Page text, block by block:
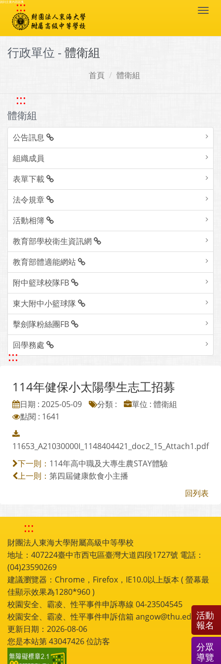
跳到主要內容區塊
:::
行政單位 - 體衛組
首頁 體衛組
:::
體衛組
公告訊息
組織成員
表單下載
法令規章
活動相簿
教育部學校衛生資訊網
教育部體適能網站
附中籃球校隊FB
東大附中小籃球隊
擊劍隊粉絲團FB
回學務處
:::
114年健保小太陽學生志工招募
日期 : 2025-05-09 分類 :
單位 : 體衛組
點閱 : 1641
11653_A21030000I_1148404421_doc2_15_Attach1.pdf
下一則： 114年高中職及大專生農STAY體驗
上一則： 第四屆健康飲食小主播
回列表
:::
財團法人東海大學附屬高級中等學校
地址：407224臺中市西屯區臺灣大道四段1727號 電話：
(04)23590269
建議瀏覽器：Chrome，Firefox，IE10.0以上版本 ( 螢幕最
佳顯示效果為1280*960 )
校園安全、霸凌、性平事件申訴專線 04-23504545
校園安全、霸凌、性平事件申訴信箱 angow@thu.edu.tw
更新日期：2026-08-06
您是本站第43047426位訪客
活動
報名
分眾
導覽